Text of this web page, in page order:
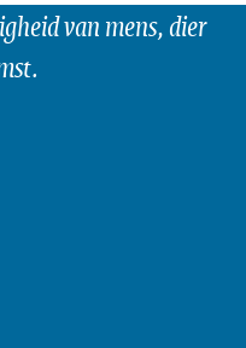
staan, of in de
van mens, dier